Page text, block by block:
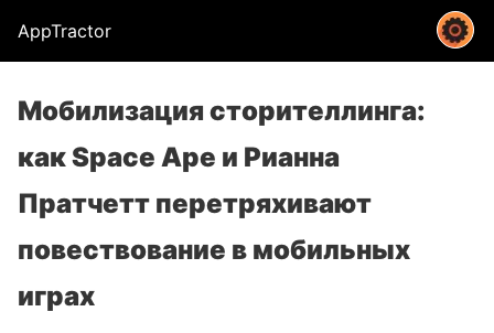
AppTractor
Мобилизация сторителлинга:
как Space Ape и Рианна
Пратчетт перетряхивают
повествование в мобильных
играх